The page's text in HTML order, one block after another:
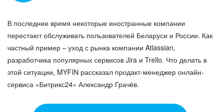
В последнее время некоторые иностранные компании
перестают обслуживать пользователей Беларуси и России. Как
частный пример – уход с рынка компании Atlassian,
разработчика популярных сервисов Jira и Trello. Что делать в
этой ситуации, MYFIN рассказал продакт-менеджер онлайн-
сервиса «Битрикс24» Александр Грачёв.